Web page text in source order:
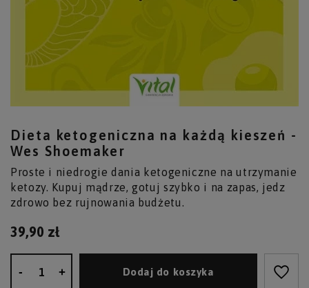
Dieta ketogeniczna na każdą kieszeń -
Wes Shoemaker
Proste i niedrogie dania ketogeniczne na utrzymanie
ketozy. Kupuj mądrze, gotuj szybko i na zapas, jedz
zdrowo bez rujnowania budżetu.
39,90 zł
- + Dodaj do koszyka